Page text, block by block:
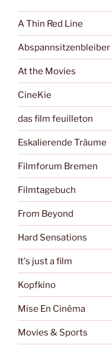
A Thin Red Line
Abspannsitzenbleiber
At the Movies
CineKie
das film feuilleton
Eskalierende Träume
Filmforum Bremen
Filmtagebuch
From Beyond
Hard Sensations
It's just a film
Kopfkino
Mise En Cinéma
Movies & Sports